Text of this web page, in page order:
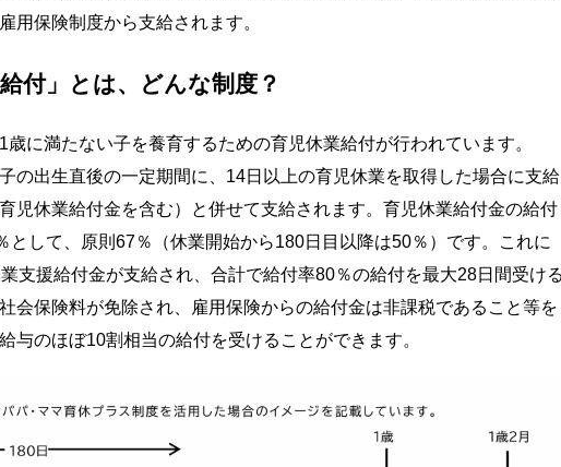
用保険制度から支給されます。
付」とは、どんな制度？
に満たない子を養育するための育児休業給付が行われています。
の出生直後の一定期間に、14日以上の育児休業を取得した場合に支給
児休業給付金を含む）と併せて支給されます。育児休業給付金の給付
として、原則67％（休業開始から180日目以降は50％）です。これに
支援給付金が支給され、合計で給付率80％の給付を最大28日間受け
会保険料が免除され、雇用保険からの給付金は非課税であること等を
与のほぼ10割相当の給付を受けることができます。